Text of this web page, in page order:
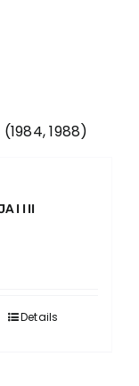
(1984, 1988)
I I II
Details